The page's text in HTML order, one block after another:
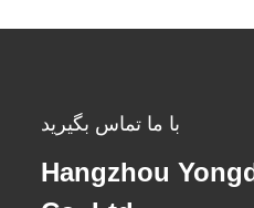
با ما تماس بگیرید
Hangzhou